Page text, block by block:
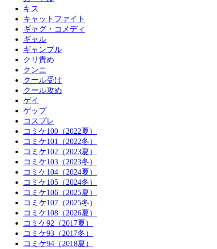
キス
キャットファイト
ギャグ・コメディ
ギャル
ギャンブル
クリ責め
クンニ
クール受け
クール攻め
ゲイ
ゲップ
コスプレ
コミケ100（2022夏）
コミケ101（2022冬）
コミケ102（2023夏）
コミケ103（2023冬）
コミケ104（2024夏）
コミケ105（2024冬）
コミケ106（2025夏）
コミケ107（2025冬）
コミケ108（2026夏）
コミケ92（2017夏）
コミケ93（2017冬）
コミケ94（2018夏）